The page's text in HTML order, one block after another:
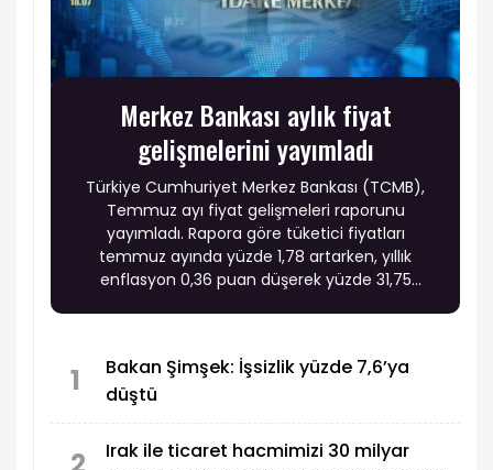
Merkez Bankası aylık fiyat
gelişmelerini yayımladı
Türkiye Cumhuriyet Merkez Bankası (TCMB),
Temmuz ayı fiyat gelişmeleri raporunu
yayımladı. Rapora göre tüketici fiyatları
temmuz ayında yüzde 1,78 artarken, yıllık
enflasyon 0,36 puan düşerek yüzde 31,75
görünümünde belirleyici oldu.
1
Bakan Şimşek: İşsizlik yüzde 7,6’ya
düştü
Irak ile ticaret hacmimizi 30 milyar